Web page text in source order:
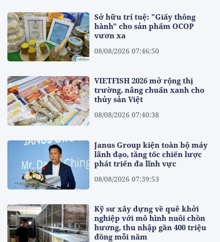
Sở hữu trí tuệ: "Giấy thông
hành" cho sản phẩm OCOP
vươn xa
08/08/2026 07:46:50
VIETFISH 2026 mở rộng thị
trường, nâng chuẩn xanh cho
thủy sản Việt
08/08/2026 07:40:38
Janus Group kiện toàn bộ máy
lãnh đạo, tăng tốc chiến lược
phát triển đa lĩnh vực
08/08/2026 07:39:53
Kỹ sư xây dựng về quê khởi
nghiệp với mô hình nuôi chồn
hương, thu nhập gần 400 triệu
đồng mỗi năm